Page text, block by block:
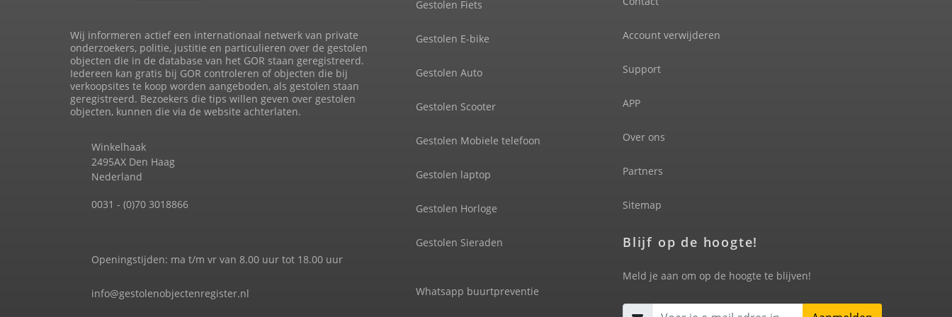
Wij informeren actief een internationaal netwerk van private
onderzoekers, politie, justitie en particulieren over de gestolen
objecten die in de database van het GOR staan geregistreerd.
Iedereen kan gratis bij GOR controleren of objecten die bij
verkoopsites te koop worden aangeboden, als gestolen staan
geregistreerd. Bezoekers die tips willen geven over gestolen
objecten, kunnen die via de website achterlaten.
Winkelhaak
2495AX Den Haag
Nederland
0031 - (0)70 3018866
Openingstijden: ma t/m vr van 8.00 uur tot 18.00 uur
info@gestolenobjectenregister.nl
Gestolen Fiets
Gestolen E-bike
Gestolen Auto
Gestolen Scooter
Gestolen Mobiele telefoon
Gestolen laptop
Gestolen Horloge
Gestolen Sieraden
Whatsapp buurtpreventie
Account verwijderen
Support
APP
Over ons
Partners
Sitemap
Blijf op de hoogte!
Meld je aan om op de hoogte te blijven!